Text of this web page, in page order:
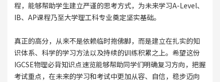
程，能够帮助学生建立严谨的思考方式，为未来学习A-Level、
IB、AP课程乃至大学理工科专业奠定坚实基础。
真正的高分，从来不是依赖临时抱佛脚，而是建立在扎实的知
识体系、科学的学习方法以及持续的训练积累之上。希望这份
IGCSE物理必背知识点速览能够帮助同学们明确复习方向，把握
考试重点，在未来的学习和考试中更加从容、自信，稳步迈向